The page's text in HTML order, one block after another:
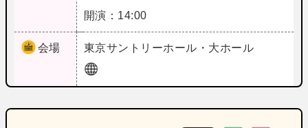
開演：14:00
会場 東京サントリーホール・大ホール